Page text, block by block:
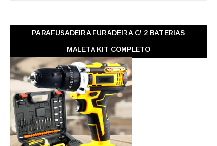
PARAFUSADEIRA FURADEIRA C/ 2 BATERIAS
MALETA KIT COMPLETO